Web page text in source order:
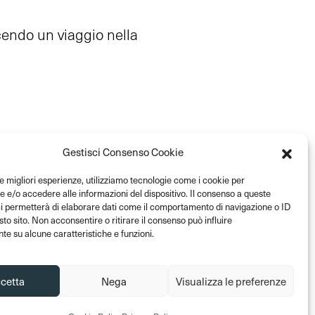
Gestisci Consenso Cookie
migliori esperienze, utilizziamo tecnologie come i cookie per
e/o accedere alle informazioni del dispositivo. Il consenso a queste
permetterà di elaborare dati come il comportamento di navigazione o ID
sito. Non acconsentire o ritirare il consenso può influire
su alcune caratteristiche e funzioni.
Nega Visualizza le preferenze
un viaggio nella
al Museo sono
circa
partecipare
personale del